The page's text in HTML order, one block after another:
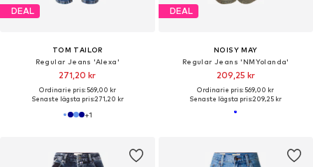
DEAL
TOM TAILOR
Regular Jeans 'Alexa'
271,20 kr
Ordinarie pris: 569,00 kr
Senaste lägsta pris:271,20 kr
+1
DEAL
NOISY MAY
Regular Jeans 'NMYolanda'
209,25 kr
Ordinarie pris: 569,00 kr
Senaste lägsta pris:209,25 kr